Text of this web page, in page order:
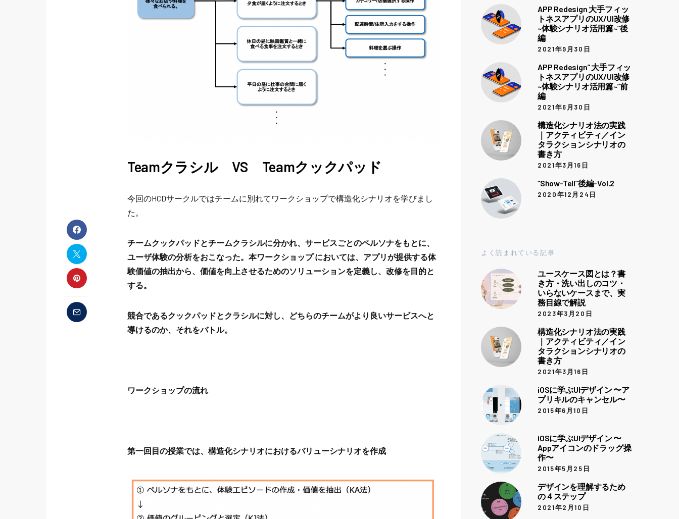
Teamクラシル VS Teamクックパッド
今回のHCDサークルではチームに別れてワークショップで構造化シナリオを学びまし
た。
チームクックパッドとチームクラシルに分かれ、サービスごとのペルソナをもとに、
ユーザ体験の分析をおこなった。本ワークショップ においては、アプリが提供する体
験価値の抽出から、価値を向上させるためのソリューションを定義し、改修を目的と
する。
競合であるクックパッドとクラシルに対し、どちらのチームがより良いサービスへと
導けるのか、それをバトル。
ワークショップの流れ
第一回目の授業では、構造化シナリオにおけるバリューシナリオを作成
APP Redesign 大手フィッ
トネスアプリのUX/UI改修
~体験シナリオ活用篇~”後
編
2021年9月30日
APP Redesign” 大手フィッ
トネスアプリのUX/UI改修
~体験シナリオ活用篇~”前
編
2021年6月30日
構造化シナリオ法の実践
｜アクティビティ／イン
タラクションシナリオの
書き方
2021年3月16日
“Show-Tell”後編-Vol.2
2020年12月24日
よく読まれている記事
ユースケース図とは？書
き方・洗い出しのコツ・
いらないケースまで、実
務目線で解説
2023年3月20日
構造化シナリオ法の実践
｜アクティビティ／イン
タラクションシナリオの
書き方
2021年3月16日
iOSに学ぶUIデザイン 〜ア
プリキルのキャンセル〜
2015年6月10日
iOSに学ぶUIデザイン 〜
Appアイコンのドラッグ操
作〜
2015年5月25日
デザインを理解するため
の４ステップ
2021年2月10日